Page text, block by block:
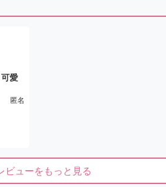
愛
匿名
ビューをもっと見る